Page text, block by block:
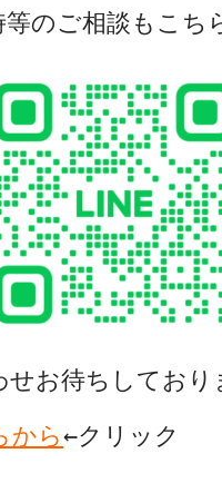
のご相談もこち
せお待ちしており
から←クリック